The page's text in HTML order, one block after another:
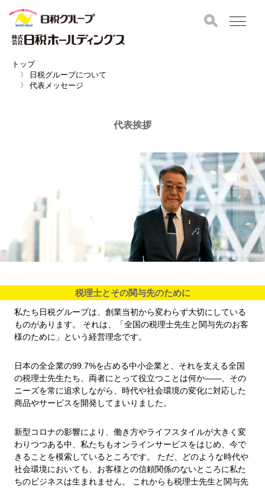
トップ
日税グループについて
代表メッセージ
代表挨拶
税理士とその関与先のために
私たち日税グループは、創業当初から変わらず大切にしている
ものがあります。 それは、「全国の税理士先生と関与先のお客
様のために」という経営理念です。
日本の全企業の99.7%を占める中小企業と、それを支える全国
の税理士先生たち、両者にとって役立つことは何か――、その
ニーズを常に追求しながら、時代や社会環境の変化に対応した
商品やサービスを開発してまいりました。
新型コロナの影響により、働き方やライフスタイルが大きく変
わりつつある中、私たちもオンラインサービスをはじめ、今で
きることを模索しているところです。 ただ、どのような時代や
社会環境においても、お客様との信頼関係のないところに私た
ちのビジネスは生まれません。 これからも税理士先生と関与先